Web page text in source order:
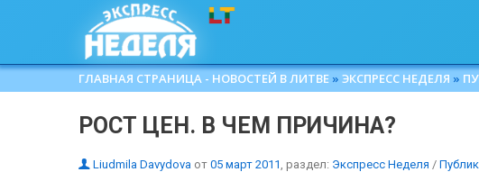
ГЛАВНАЯ СТРАНИЦА - НОВОСТЕЙ В ЛИТВЕ » ЭКСПРЕСС НЕДЕЛЯ »
РОСТ ЦЕН. В ЧЕМ ПРИЧИНА?
Liudmila Davydova от 05 март 2011, раздел: Экспресс Неделя /